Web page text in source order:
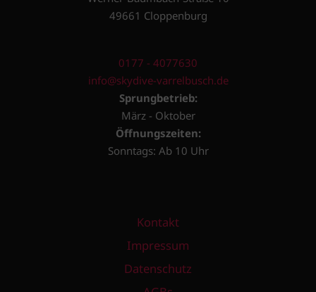
49661 Cloppenburg
0177 - 4077630
info@skydive-varrelbusch.de
Sprungbetrieb:
März - Oktober
Öffnungszeiten:
Sonntags: Ab 10 Uhr
Kontakt
Impressum
Datenschutz